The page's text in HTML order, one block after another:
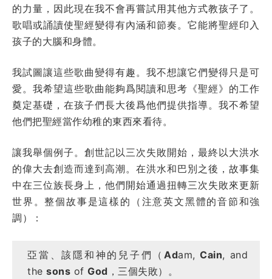
的力量，因此現在我不會再嘗試用其他方式教孩子了。
歌唱或誦讀使聖經變得有內涵和節奏。它能將聖經印入
孩子的大腦和身體。
我試圖讓這些歌曲變得有趣。我不想讓它們變得只是可
愛。我希望這些歌曲能夠爲閱讀和思考《聖經》的工作
奠定基礎，在孩子們長大後爲他們提供指導。我不希望
他們把聖經當作幼稚的東西來看待。
讓我舉個例子。創世記以三次失敗開始，最終以大洪水
的偉大去創造而達到高潮。在洪水和巴別之後，故事集
中在三位族長身上，他們開始通過扭轉三次失敗來更新
世界。整個故事是這樣的（注意英文黑體的音節和強
調）：
亞當、該隱和神的兒子們（ Adam,Cain, and
the sons of God ，三個失敗）。